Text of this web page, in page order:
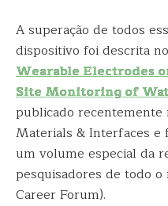
A superação de todos
dispositivo foi descrita
Wearable Electrodes
Site Monitoring of
publicado recentemente
Materials & Interfaces e
um volume especial da
pesquisadores de todo
Career Forum).